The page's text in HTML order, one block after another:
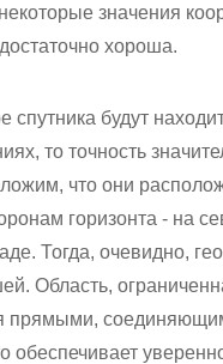
значения
хороша.
спутника будут
то точность
что они
горизонта - на
Тогда, очевидно,
Область,
прямыми,
обеспечивает